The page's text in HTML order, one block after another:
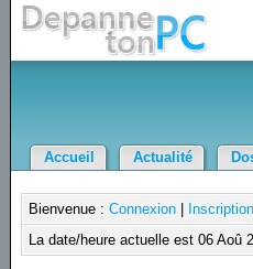
Accueil Actualité
Bienvenue :Connexion
Inscription
La date/heure actuelle est 06 Aoû